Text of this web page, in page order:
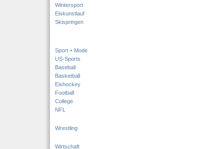
Wintersport
Eiskunstlauf
Skispringen
Sport + Mode
US-Sports
Baseball
Basketball
Eishockey
Football
College
NFL
Wrestling
Wirtschaft